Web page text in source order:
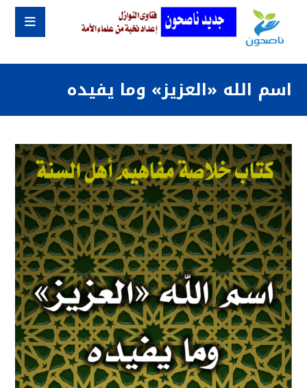
اسم الله «العزيز» وما يفيده